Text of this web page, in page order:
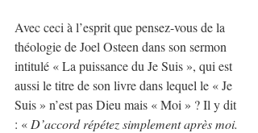
Avec ceci à l’esprit que pensez-vous de la
théologie de Joel Osteen dans son sermon
intitulé « La puissance du Je Suis », qui est
aussi le titre de son livre dans lequel le « Je
Suis » n’est pas Dieu mais « Moi » ? Il y dit
: « D’accord répétez simplement après moi.